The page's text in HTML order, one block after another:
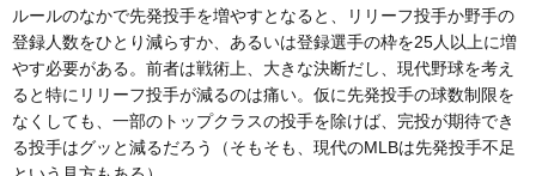
ルールのなかで先発投手を増やすとなると、リリーフ投手か野手の
登録人数をひとり減らすか、あるいは登録選手の枠を25人以上に増
やす必要がある。前者は戦術上、大きな決断だし、現代野球を考え
ると特にリリーフ投手が減るのは痛い。仮に先発投手の球数制限を
なくしても、一部のトップクラスの投手を除けば、完投が期待でき
る投手はグッと減るだろう（そもそも、現代のMLBは先発投手不足